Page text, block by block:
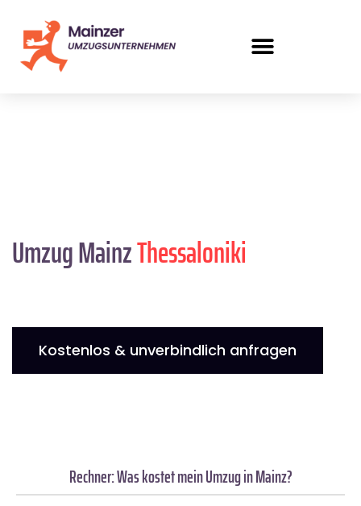
Umzug MainzThessaloniki
Kostenlos & unverbindlich anfragen
Rechner: Was kostet mein Umzug in Mainz?